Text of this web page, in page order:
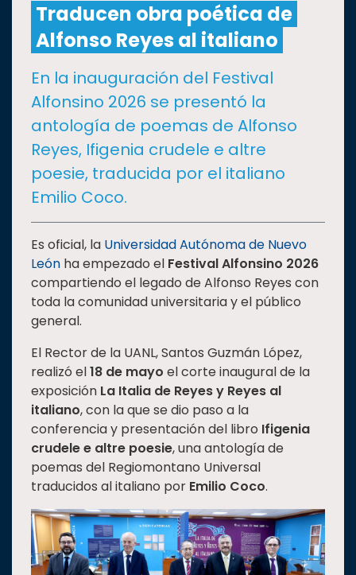
CULTURA
DEPORTES
I+D+IEXPERTOS
SALUD
SUSTENTABILIDAD
TEMAS
educativa
Estudiantes
Rectoría
Investigación
Internacionalización
Responsabilidad
social
Vinculación
Historia
Traducen obra poética de
Alfonso Reyes al italiano
En la inauguración del Festival
Alfonsino 2026 se presentó la
antología de poemas de Alfonso
Reyes, Ifigenia crudele e altre
poesie, traducida por el italiano
Emilio Coco.
Es oficial, la Universidad Autónoma de Nuevo
León ha empezado el Festival Alfonsino 2026
compartiendo el legado de Alfonso Reyes con
toda la comunidad universitaria y el público
general.
El Rector de la UANL, Santos Guzmán López,
realizó el18 de mayo el corte inaugural de la
exposición La Italia de Reyes y Reyes al
italiano, con la que se dio paso a la
conferencia y presentación del libro Ifigenia
crudele e altre poesie, una antología de
poemas del Regiomontano Universal
traducidos al italiano por Emilio Coco.